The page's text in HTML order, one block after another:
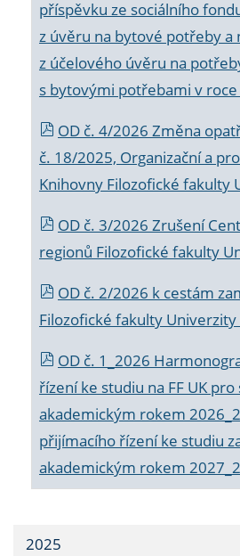
příspěvku ze sociálního
z úvěru na bytové potřeby a
z účelového úvěru na
s bytovými potřebami v
OD č. 4/2026 Změna
č. 18/2025, Organizační a
Knihovny Filozofické fakulty
OD č. 3/2026 Zrušení
regionů Filozofické fakulty
OD č. 2/2026 k cestám
Filozofické fakulty Univerzity
OD č. 1_2026
řízení ke studiu na FF UK
akademickým rokem
přijímacího řízení ke studiu
akademickým rokem
2025